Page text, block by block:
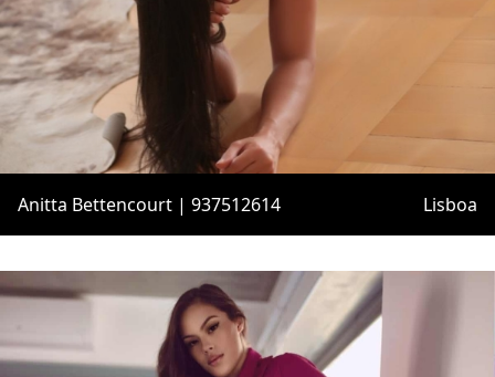
Anitta Bettencourt | 937512614 Lisboa